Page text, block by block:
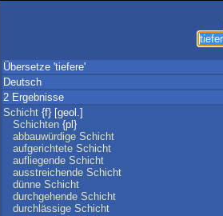
Übersetze 'tiefere'
Deutsch
2 Ergebnisse
Schicht {f} [geol.]
Schichten {pl}
abbauwürdige Schicht
aufgerichtete Schicht
aufliegende Schicht
ausstreichende Schicht
dünne Schicht
durchgehende Schicht
durchlässige Schicht